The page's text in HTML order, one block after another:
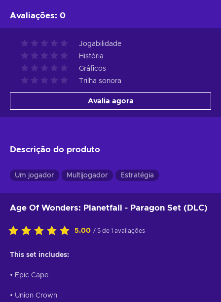
Avaliações: 0
Jogabilidade
História
Gráficos
Trilha sonora
Avalia agora
Descrição do produto
Um jogador Multijogador Estratégia
Age Of Wonders: Planetfall - Paragon Set (DLC)
5.00 / 5 de 1 avaliações
This set includes:
• Epic Cape
• Union Crown